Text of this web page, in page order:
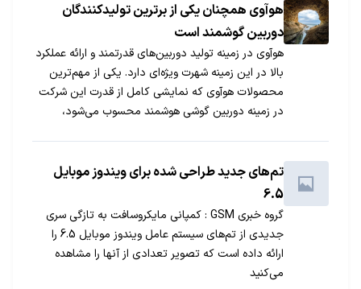
هوآوی همچنان یکی از برترین تولیدکنندگان
دوربین گوشمند است
هوآوی در زمینه تولید دوربین‌های قدرتمند و ارائه عملکرد
بالا در این زمینه شهرت ویژه‌ای دارد. یکی از مهم‌ترین
محصولات هوآوی که نمایشی کامل از قدرت این شرکت
در زمینه دوربین گوشی هوشمند محسوب می‌شود،
تم‌های جدید طراحی شده برای ویندوز موبایل
6.5
گروه خبری GSM : کمپانی مایکروسافت به تازگی سری
جدیدی از تم‌های سیستم عامل ویندوز موبایل 6.5 را
ارائه داده است که تصویر تعدادی از آنها را مشاهده
می‌کنید